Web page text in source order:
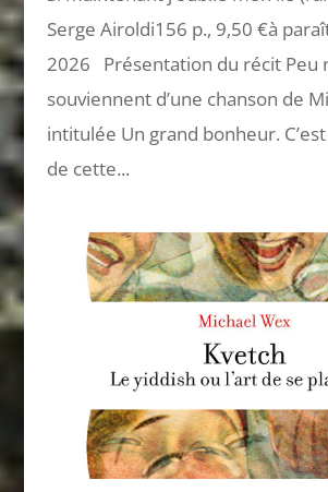
Serge Airoldi156 p., 9,50 €à
2026 Présentation du récit Peu
souviennent d’une chanson de
intitulée Un grand bonheur.
de cette...